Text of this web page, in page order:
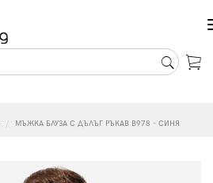
МЪЖКА БЛУЗА С ДЪЛЪГ РЪКАВ B978 - СИНЯ